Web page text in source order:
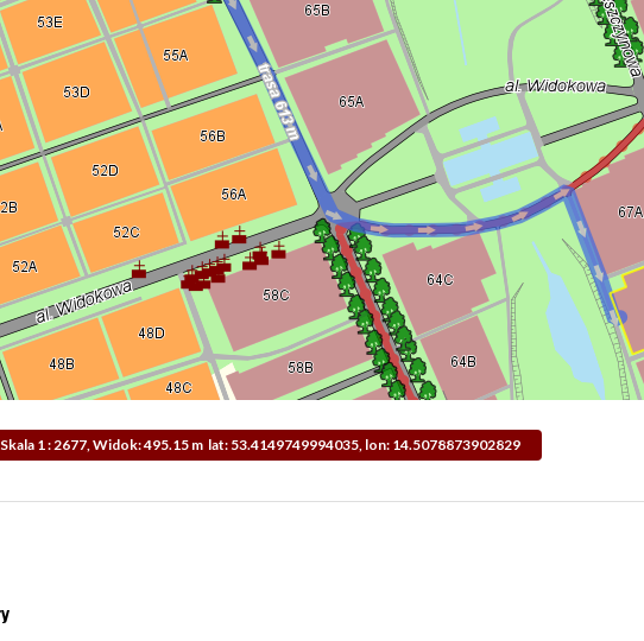
Skala 1 : 2677, Widok: 495.15 m lat: 53.4149749994035, lon: 14.5078873902829